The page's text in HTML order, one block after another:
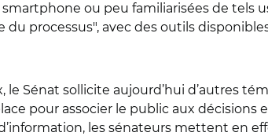
ou peu familiarisées de tels
du processus", avec des outils
Sénat sollicite aujourd’hui d’autres
pour associer le public aux
les sénateurs mettent en